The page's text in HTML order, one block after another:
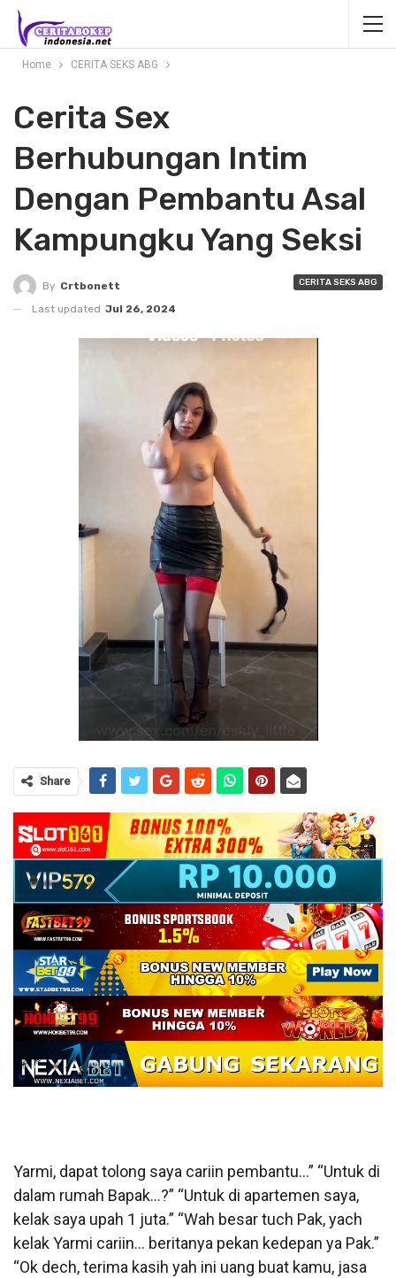
Home CERITA SEKS ABG
Cerita Sex
Berhubungan Intim
Dengan Pembantu Asal
Kampungku Yang Seksi
CERITA SEKS ABG
By Crtbonett
Last updated Jul 26, 2024
Share
Yarmi, dapat tolong saya cariin pembantu…” “Untuk di
dalam rumah Bapak…?” “Untuk di apartemen saya,
kelak saya upah 1 juta.” “Wah besar tuch Pak, yach
kelak Yarmi cariin… beritanya pekan kedepan ya Pak.”
“Ok dech, terima kasih yah ini uang buat kamu, jasa